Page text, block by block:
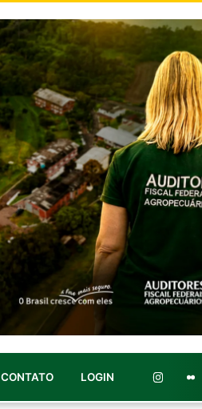
CONTATO LOGIN